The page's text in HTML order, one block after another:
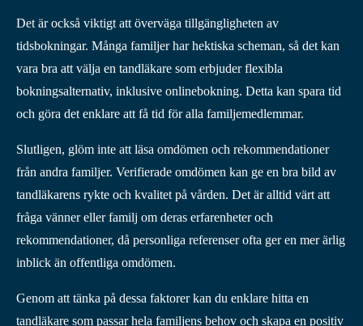
Det är också viktigt att överväga tillgängligheten av
tidsbokningar. Många familjer har hektiska scheman, så det kan
vara bra att välja en tandläkare som erbjuder flexibla
bokningsalternativ, inklusive onlinebokning. Detta kan spara tid
och göra det enklare att få tid för alla familjemedlemmar.
Slutligen, glöm inte att läsa omdömen och rekommendationer
från andra familjer. Verifierade omdömen kan ge en bra bild av
tandläkarens rykte och kvalitet på vården. Det är alltid värt att
fråga vänner eller familj om deras erfarenheter och
rekommendationer, då personliga referenser ofta ger en mer ärlig
inblick än offentliga omdömen.
Genom att tänka på dessa faktorer kan du enklare hitta en
tandläkare som passar hela familjens behov och skapa en positiv